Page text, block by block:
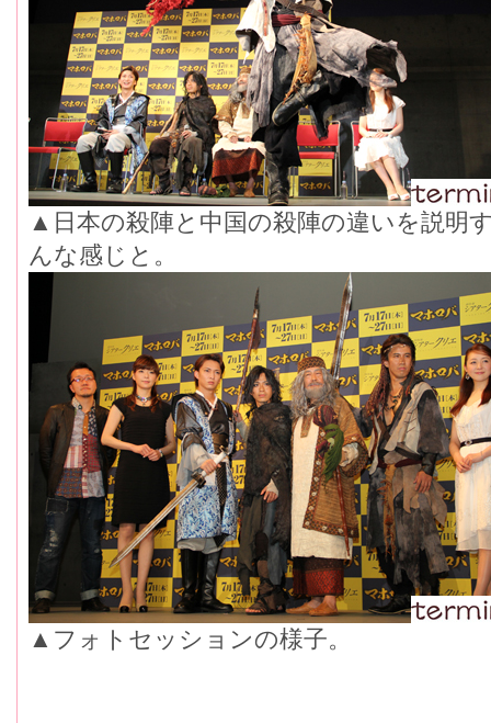
▲日本の殺陣と中国の殺陣の違いを説明
んな感じと。
▲フォトセッションの様子。